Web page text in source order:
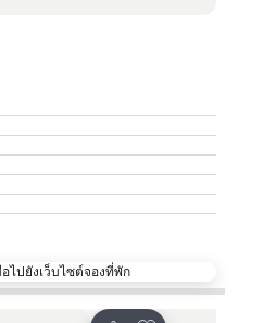
ไปยังเว็บไซต์จองที่พัก